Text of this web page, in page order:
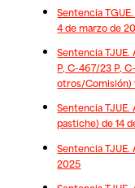
Sentencia
4 de marzo de
Sentencia
P, C-467/23 P,
otros/Comisión)
Sentencia
pastiche) de 14
Sentencia
2025